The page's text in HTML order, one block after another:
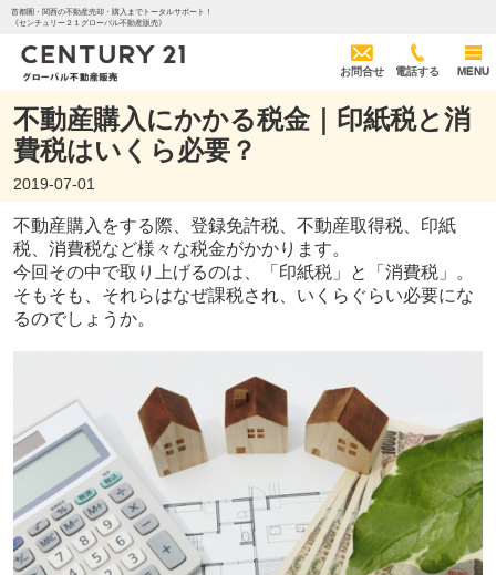
首都圏・関西の不動産売却・購入までトータルサポート！
《センチュリー２１グローバル不動産販売》
お問合せ 電話する MENU
不動産購入にかかる税金｜印紙税と消
費税はいくら必要？
2019-07-01
不動産購入をする際、登録免許税、不動産取得税、印紙
税、消費税など様々な税金がかかります。
今回その中で取り上げるのは、「印紙税」と「消費税」。
そもそも、それらはなぜ課税され、いくらぐらい必要にな
るのでしょうか。